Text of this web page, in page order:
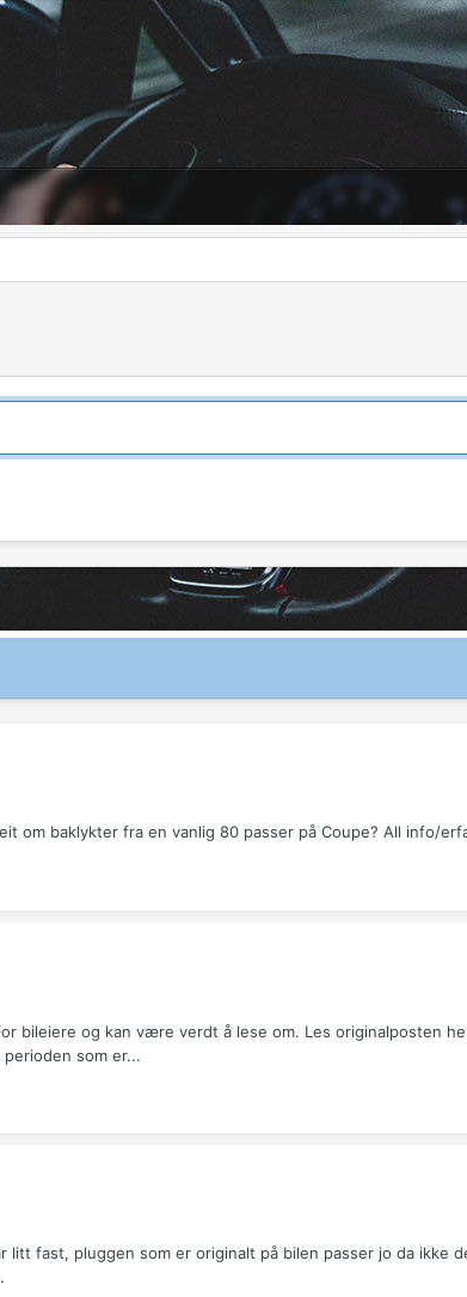
om baklykter fra en vanlig 80 passer på Coupe? All info/
og kan være verdt å lese om. Les originalposten her
som er...
fast, pluggen som er originalt på bilen passer jo da ikke